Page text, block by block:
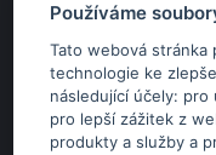
Používáme
Tato webová stránka
technologie ke
následující účely: pro
pro lepší zážitek z
produkty a služby a